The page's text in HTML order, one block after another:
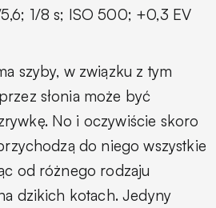
1/8 s; ISO 500; +0,3 EV
szyby, w związku z tym
słonia może być
No i oczywiście skoro
do niego wszystkie
od różnego rodzaju
dzikich kotach. Jedyny